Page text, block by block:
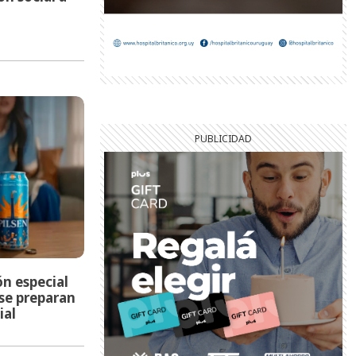
especial
preparan